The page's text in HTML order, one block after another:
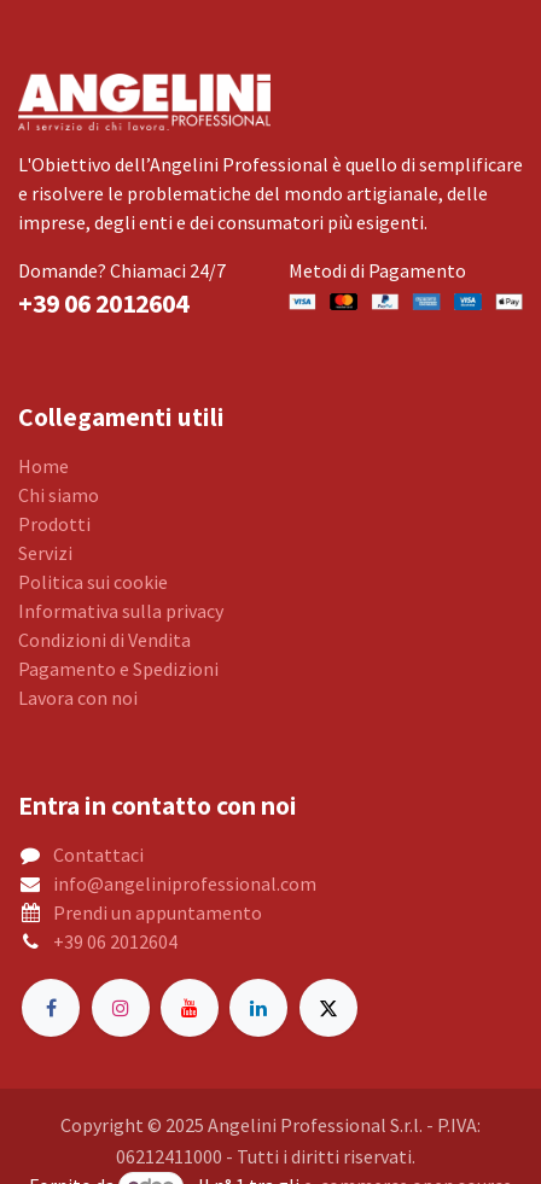
L'Obiettivo dell’Angelini Professional è quello di semplificare
e risolvere le problematiche del mondo artigianale, delle
imprese, degli enti e dei consumatori più esigenti.
Domande? Chiamaci 24/7
+39 06 2012604
Metodi di Pagamento
Collegamenti utili
Home
Chi siamo
Prodotti
Servizi
Politica sui cookie
Informativa sulla privacy
Condizioni di Vendita
Pagamento e Spedizioni
Lavora con noi
Entra in contatto con noi
Contattaci
info@angeliniprofessional.com
Prendi un appuntamento
+39 06 2012604
Copyright © 2025 Angelini Professional S.r.l. - P.IVA:
06212411000 - Tutti i diritti riservati.